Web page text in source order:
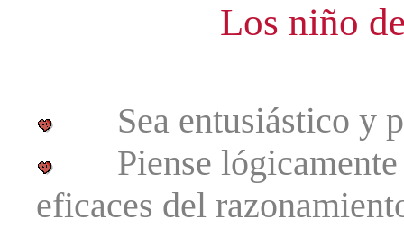
Los niño
Sea entusiástico y
Piense lógicamente
eficaces del